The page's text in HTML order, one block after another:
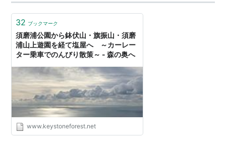
ス山の上の市街に存在する。そのため、これまで2回ほ
ど、不用品をバックパックや大型サドルバッ…
32 ブックマーク
須磨浦公園から鉢伏山・旗振山・須磨
浦山上遊園を経て塩屋へ ～カーレー
ター乗車でのんびり散策～ - 森の奥へ
www.keystoneforest.net